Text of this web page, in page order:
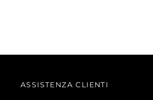
ASSISTENZA CLIENTI